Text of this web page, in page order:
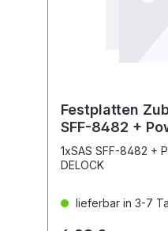
Festplatten
SFF-8482 +
1xSAS SFF-8482 +
DELOCK
lieferbar in 3-7